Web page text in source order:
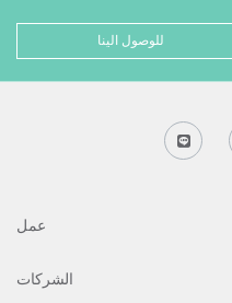
للوصول الينا
عمل
الشركات